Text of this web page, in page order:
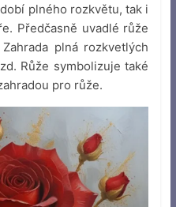
plného rozkvětu, tak i
Předčasně uvadlé růže
plná rozkvetlých
Růže symbolizuje také
pro růže.